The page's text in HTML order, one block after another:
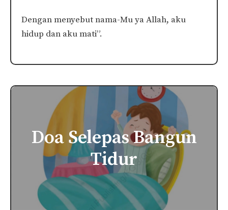
Dengan menyebut nama-Mu ya Allah, aku
hidup dan aku mati”.
Doa Selepas Bangun
Tidur